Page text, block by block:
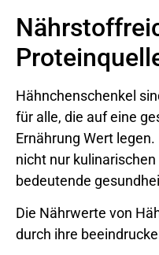
Hähnchenschenkel
für alle, die auf eine
Ernährung Wert legen.
nicht nur
bedeutende
Die Nährwerte von
durch ihre